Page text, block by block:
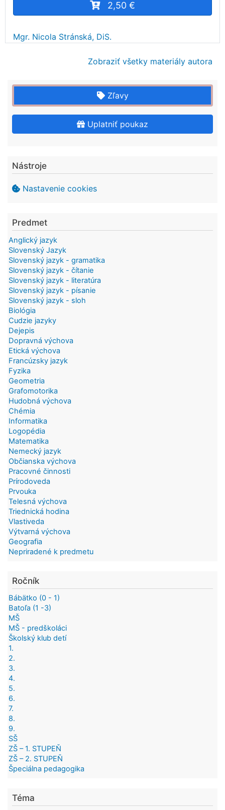
2,50 €
Mgr. Nicola Stránská, DiS.
Zobraziť všetky materiály autora
Zľavy
Uplatniť poukaz
Nástroje
Nastavenie cookies
Predmet
Anglický jazyk
Slovenský Jazyk
Slovenský jazyk - gramatika
Slovenský jazyk - čítanie
Slovenský jazyk - literatúra
Slovenský jazyk - písanie
Slovenský jazyk - sloh
Biológia
Cudzie jazyky
Dejepis
Dopravná výchova
Etická výchova
Francúzsky jazyk
Fyzika
Geometria
Grafomotorika
Hudobná výchova
Chémia
Informatika
Logopédia
Matematika
Nemecký jazyk
Občianska výchova
Pracovné činnosti
Prírodoveda
Prvouka
Telesná výchova
Triednická hodina
Vlastiveda
Výtvarná výchova
Geografia
Nepriradené k predmetu
Ročník
Bábätko (0 - 1)
Batoľa (1 -3)
MŠ
MŠ - predškoláci
Školský klub detí
1.
2.
3.
4.
5.
6.
7.
8.
9.
SŠ
ZŠ – 1. STUPEŇ
ZŠ – 2. STUPEŇ
Špeciálna pedagogika
Téma